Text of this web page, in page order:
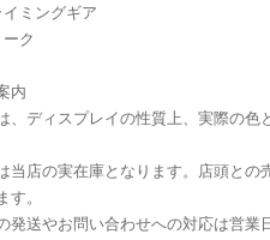
イミングギア
ク
内
、ディスプレイの性質上、実際の色
当店の実在庫となります。店頭との
す。
発送やお問い合わせへの対応は営業